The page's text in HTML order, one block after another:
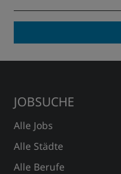
JOBSUCHE
Alle Jobs
Alle Städte
Alle Berufe